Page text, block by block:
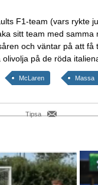
F1-team (vars rykte
sitt team med
och väntar på att
på de röda
McLaren Massa
Tipsa